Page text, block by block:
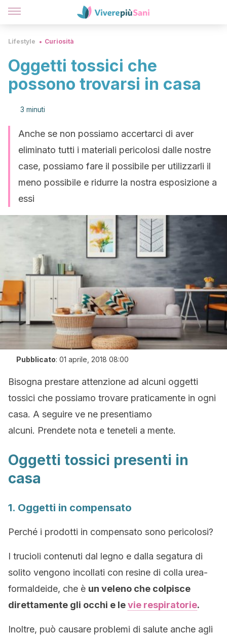
Lifestyle Curiosità
Oggetti tossici che
possono trovarsi in casa
3 minuti
Anche se non possiamo accertarci di aver
eliminato tutti i materiali pericolosi dalle nostre
case, possiamo fare il possibile per utilizzarli il
meno possibile e ridurre la nostra esposizione a
essi
Pubblicato: 01 aprile, 2018 08:00
Bisogna prestare attenzione ad alcuni oggetti
tossici che possiamo trovare praticamente in ogni
casa. A seguire ve ne presentiamo
alcuni. Prendete nota e teneteli a mente.
Oggetti tossici presenti in
casa
1. Oggetti in compensato
Perché i prodotti in compensato sono pericolosi?
I trucioli contenuti dal legno e dalla segatura di
solito vengono incollati con resine di colla urea-
formaldeide, che è un veleno che colpisce
direttamente gli occhi e levie respiratorie.
Inoltre, può causare problemi di salute anche agli